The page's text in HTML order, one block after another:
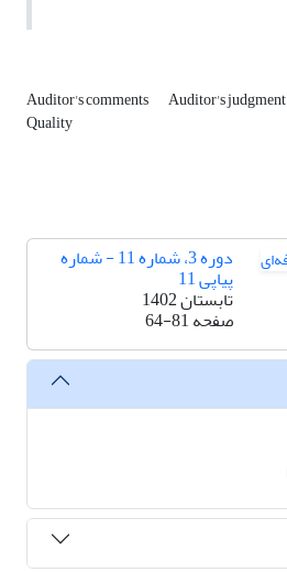
Auditor's comments Auditor's judgment
Quality
دوره 3، شماره 11 - شماره
پیاپی 11
تابستان 1402
صفحه64-81